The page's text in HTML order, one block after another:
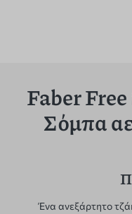
Faber
Σόμπα
Ένα ανεξάρτητο